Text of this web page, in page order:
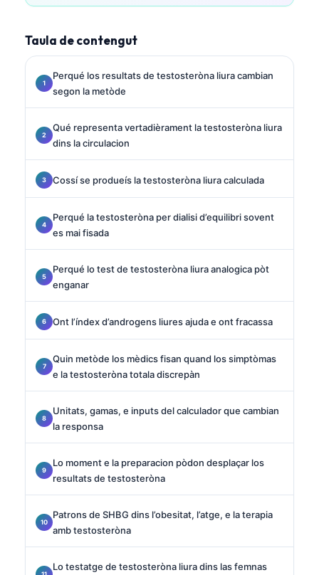
Taula de contengut
Perqué los resultats de testosteròna liura cambian
segon la metòde
Qué representa vertadièrament la testosteròna liura
dins la circulacion
Cossí se produeís la testosteròna liura calculada
Perqué la testosteròna per dialisi d’equilibri sovent
es mai fisada
Perqué lo test de testosteròna liura analogica pòt
enganar
Ont l’índex d’androgens liures ajuda e ont fracassa
Quin metòde los mèdics fisan quand los simptòmas
e la testosteròna totala discrepàn
Unitats, gamas, e inputs del calculador que cambian
la responsa
Lo moment e la preparacion pòdon desplaçar los
resultats de testosteròna
Patrons de SHBG dins l’obesitat, l’atge, e la terapia
amb testosteròna
Lo testatge de testosteròna liura dins las femnas